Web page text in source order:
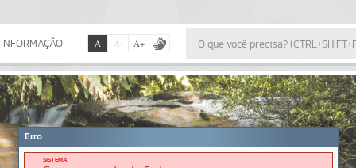
Por favor, aguarde...
A A- A+
Erro
SISTEMA